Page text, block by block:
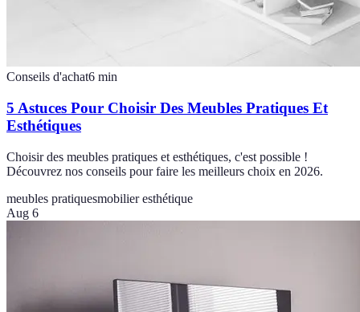
Conseils d'achat6 min
5 Astuces Pour Choisir Des Meubles Pratiques Et
Esthétiques
Choisir des meubles pratiques et esthétiques, c'est possible !
Découvrez nos conseils pour faire les meilleurs choix en 2026.
meubles pratiquesmobilier esthétique
Aug 6